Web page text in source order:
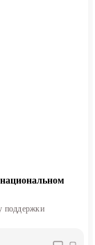
поддержки